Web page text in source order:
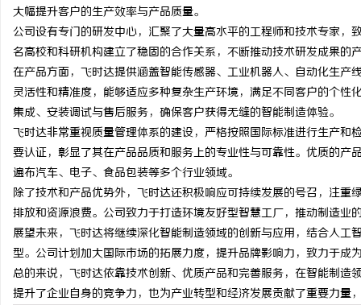
大幅提升客户的生产效率与产品质量。
公司设有专门的研发中心，汇聚了大量高水平的工程师和技术专家
名高校和科研机构建立了稳固的合作关系，不断推动技术研发成果的
在产品方面，飞时达提供涵盖智能传感器、工业机器人、自动化生
灵活性和精准度，能够适应多种复杂生产环境，满足不同客户的个
集成、安装调试与售后服务，确保客户获得无缝的智能制造体验。
飞时达非常重视质量管理体系的建设，严格按照国际标准进行生产
要认证，彰显了其在产品品质和服务上的专业性与可靠性。优质的
遍布汽车、电子、食品包装等多个行业领域。
除了技术和产品优势外，飞时达还积极响应可持续发展的号召，注
排放和资源浪费。公司致力于打造环境友好型智慧工厂，推动制造业
展望未来，飞时达将继续深化智能制造领域的创新与应用，结合人
型。公司计划加大国际市场的拓展力度，提升品牌影响力，致力于成
总的来说，飞时达依靠技术创新、优质产品和完善服务，在智能制
提升了企业自身的竞争力，也为产业转型和经济发展贡献了重要力量
550FC30耐磨改性颗粒